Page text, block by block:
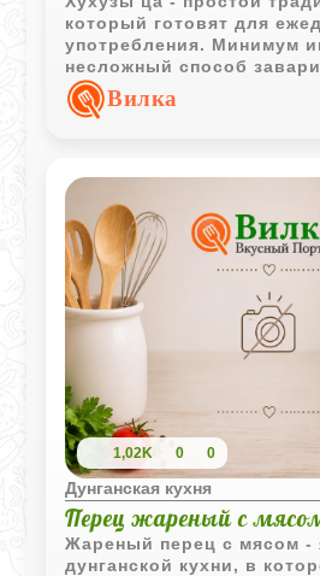
который готовят для
употребления. Минимум
несложный способ
позволяют получить
напиток для любого
Вилка
1,02K 0 0
Дунганская кухня
Перец жареный с
Жареный перец с мясом -
дунганской кухни, в